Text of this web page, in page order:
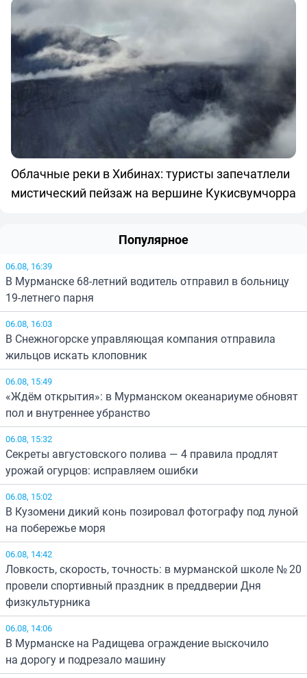
Облачные реки в Хибинах: туристы запечатлели
мистический пейзаж на вершине Кукисвумчорра
Популярное
06.08, 16:39
В Мурманске 68-летний водитель отправил в больницу
19-летнего парня
06.08, 16:03
В Снежногорске управляющая компания отправила
жильцов искать клоповник
06.08, 15:49
«Ждём открытия»: в Мурманском океанариуме обновят
пол и внутреннее убранство
06.08, 15:32
Секреты августовского полива — 4 правила продлят
урожай огурцов: исправляем ошибки
06.08, 15:02
В Кузомени дикий конь позировал фотографу под луной
на побережье моря
06.08, 14:42
Ловкость, скорость, точность: в мурманской школе № 20
провели спортивный праздник в преддверии Дня
физкультурника
06.08, 14:06
В Мурманске на Радищева ограждение выскочило
на дорогу и подрезало машину